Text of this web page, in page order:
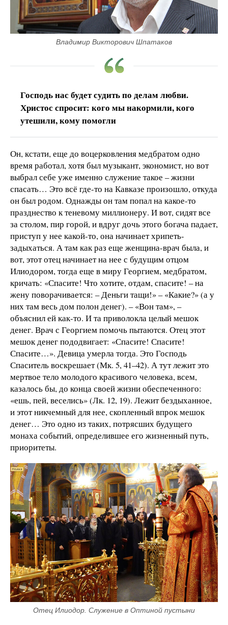
Владимир Викторович Шпатаков
Господь нас будет судить по делам любви.
Христос спросит: кого мы накормили, кого
утешили, кому помогли
Он, кстати, еще до воцерковления медбратом одно
время работал, хотя был музыкант, экономист, но вот
выбрал себе уже именно служение такое – жизни
спасать… Это всё где-то на Кавказе произошло, откуда
он был родом. Однажды он там попал на какое-то
празднество к теневому миллионеру. И вот, сидят все
за столом, пир горой, и вдруг дочь этого богача падает,
приступ у нее какой-то, она начинает хрипеть-
задыхаться. А там как раз еще женщина-врач была, и
вот, этот отец начинает на нее с будущим отцом
Илиодором, тогда еще в миру Георгием, медбратом,
кричать: «Спасите! Что хотите, отдам, спасите! – на
жену поворачивается: – Деньги тащи!» – «Какие?» (а у
них там весь дом полон денег). – «Вон там», –
объяснил ей как-то. И та приволокла целый мешок
денег. Врач с Георгием помочь пытаются. Отец этот
мешок денег пододвигает: «Спасите! Спасите!
Спасите…». Девица умерла тогда. Это Господь
Спаситель воскрешает (Мк. 5, 41–42). А тут лежит это
мертвое тело молодого красивого человека, всем,
казалось бы, до конца своей жизни обеспеченного:
«ешь, пей, веселись» (Лк. 12, 19). Лежит бездыханное,
и этот никчемный для нее, скопленный впрок мешок
денег… Это одно из таких, потрясших будущего
монаха событий, определившее его жизненный путь,
приоритеты.
Отец Илиодор. Служение в Оптиной пустыни